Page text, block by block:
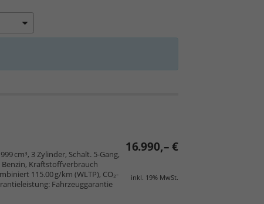
16.990,– €
inkl. 19% MwSt.
cm³, 3 Zylinder, Schalt. 5-Gang,
Kraftstoffverbrauch
115.00 g/km (WLTP), CO₂-
Fahrzeuggarantie